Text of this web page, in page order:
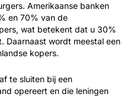
Amerikaanse banken
en 70% van de
wat betekent dat u 30%
Daarnaast wordt meestal een
kopers.
te sluiten bij een
opereert en die leningen